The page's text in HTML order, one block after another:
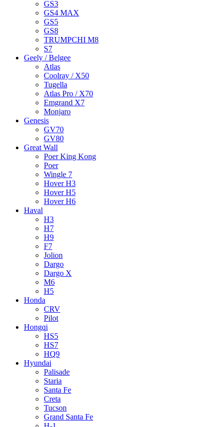
GS3
GS4 MAX
GS5
GS8
TRUMPCHI M8
S7
Geely / Belgee
Atlas
Coolray / X50
Tugella
Atlas Pro / X70
Emgrand X7
Monjaro
Genesis
GV70
GV80
Great Wall
Poer King Kong
Poer
Wingle 7
Hover H3
Hover H5
Hover H6
Haval
H3
H7
H9
F7
Jolion
Dargo
Dargo X
M6
H5
Honda
CRV
Pilot
Hongqi
HS5
HS7
HQ9
Hyundai
Palisade
Staria
Santa Fe
Creta
Tucson
Grand Santa Fe